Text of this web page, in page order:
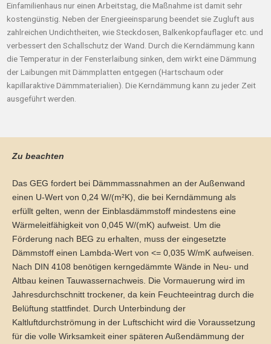
Einfamilienhaus nur einen Arbeitstag, die Maßnahme ist damit sehr
kostengünstig. Neben der Energieeinsparung beendet sie Zugluft aus
zahlreichen Undichtheiten, wie Steckdosen, Balkenkopfauflager etc. und
verbessert den Schallschutz der Wand. Durch die Kerndämmung kann
die Temperatur in der Fensterlaibung sinken, dem wirkt eine Dämmung
der Laibungen mit Dämmplatten entgegen (Hartschaum oder
kapillaraktive Dämmmaterialien). Die Kerndämmung kann zu jeder Zeit
ausgeführt werden.
Zu beachten
Das GEG fordert bei Dämmmassnahmen an der Außenwand
einen U-Wert von 0,24 W/(m²K), die bei Kerndämmung als
erfüllt gelten, wenn der Einblasdämmstoff mindestens eine
Wärmeleitfähigkeit von 0,045 W/(mK) aufweist. Um die
Förderung nach BEG zu erhalten, muss der eingesetzte
Dämmstoff einen Lambda-Wert von <= 0,035 W/mK aufweisen.
Nach DIN 4108 benötigen kerngedämmte Wände in Neu- und
Altbau keinen Tauwassernachweis.
Die Vormauerung wird im
Jahresdurchschnitt trockener, da kein Feuchteeintrag durch die
Belüftung stattfindet.
Durch Unterbindung der
Kaltluftdurchströmung in der Luftschicht wird die Voraussetzung
für die volle Wirksamkeit einer späteren Außendämmung der